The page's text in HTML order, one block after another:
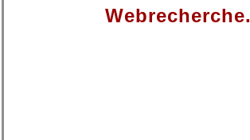
Webrecherche.